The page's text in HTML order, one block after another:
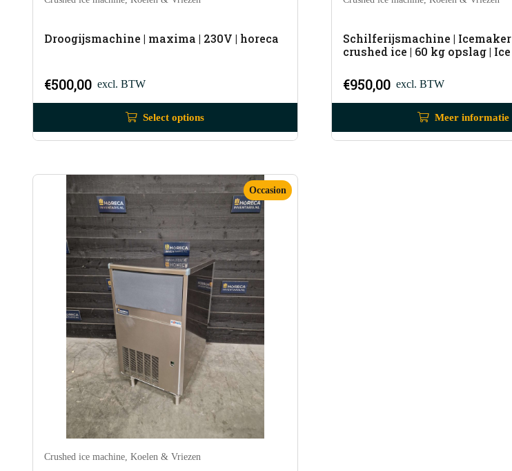
Droogijsmachine | maxima | 230V | horeca
€500,00 excl. BTW
Select options
Schilferijsmachine | Icemaker
crushed ice | 60 kg opslag | Ice
€950,00 excl. BTW
Meer informatie
Crushed ice machine, Koelen & Vriezen
Occasion